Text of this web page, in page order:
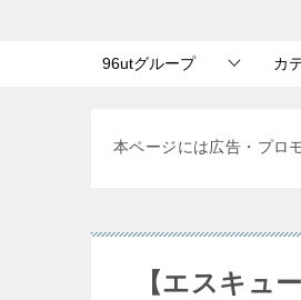
96utグループ カ
本ページには広告・プロ
【エスキュ